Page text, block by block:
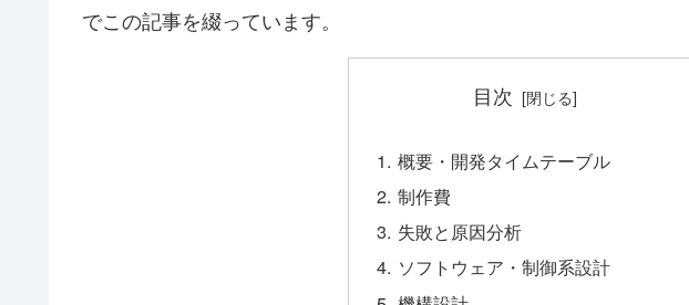
でこの記事を綴っています。
目次
概要・開発タイムテーブル
制作費
失敗と原因分析
ソフトウェア・制御系設計